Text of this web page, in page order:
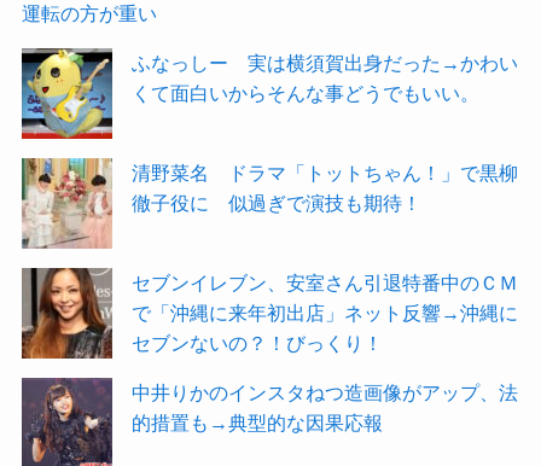
運転の方が重い
ふなっしー 実は横須賀出身だった→かわい
くて面白いからそんな事どうでもいい。
清野菜名 ドラマ「トットちゃん！」で黒柳
徹子役に 似過ぎで演技も期待！
セブンイレブン、安室さん引退特番中のＣＭ
で「沖縄に来年初出店」ネット反響→沖縄に
セブンないの？！びっくり！
中井りかのインスタねつ造画像がアップ、法
的措置も→典型的な因果応報